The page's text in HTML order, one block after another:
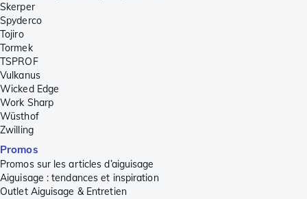
Skerper
Spyderco
Tojiro
Tormek
TSPROF
Vulkanus
Wicked Edge
Work Sharp
Wüsthof
Zwilling
Promos
Promos sur les articles d’aiguisage
Aiguisage : tendances et inspiration
Outlet Aiguisage & Entretien